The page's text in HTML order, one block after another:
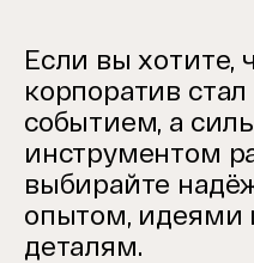
Если вы хотите,
корпоратив
событием, а
инструментом
выбирайте
опытом, идеями
деталям.